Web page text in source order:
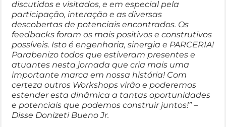
discutidos e visitados, e em especial pela
participação, interação e as diversas
descobertas de potenciais encontrados. Os
feedbacks foram os mais positivos e construtivos
possíveis. Isto é engenharia, sinergia e PARCERIA!
Parabenizo todos que estiveram presentes e
atuantes nesta jornada que cria mais uma
importante marca em nossa história! Com
certeza outros Workshops virão e poderemos
estender esta dinâmica a tantas oportunidades
e potenciais que podemos construir juntos!” –
Disse Donizeti Bueno Jr.